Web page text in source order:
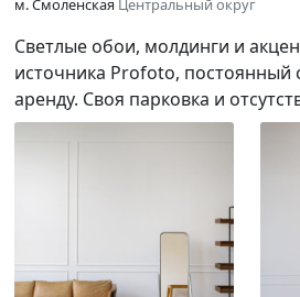
м. Смоленская Центральный округ
Светлые обои, молдинги и
источника Profoto, постоянный
аренду. Своя парковка и